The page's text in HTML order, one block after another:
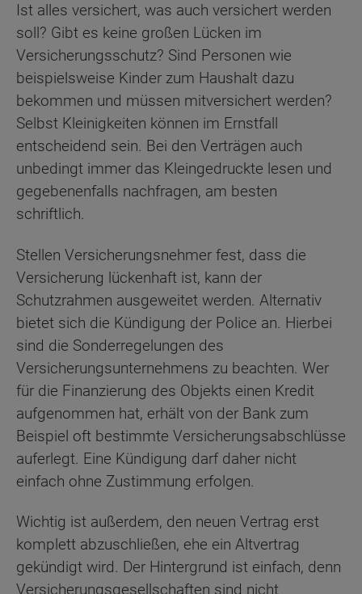
Ist alles versichert, was auch versichert werden
soll? Gibt es keine großen Lücken im
Versicherungsschutz? Sind Personen wie
beispielsweise Kinder zum Haushalt dazu
bekommen und müssen mitversichert werden?
Selbst Kleinigkeiten können im Ernstfall
entscheidend sein. Bei den Verträgen auch
unbedingt immer das Kleingedruckte lesen und
gegebenenfalls nachfragen, am besten
schriftlich.
Stellen Versicherungsnehmer fest, dass die
Versicherung lückenhaft ist, kann der
Schutzrahmen ausgeweitet werden. Alternativ
bietet sich die Kündigung der Police an. Hierbei
sind die Sonderregelungen des
Versicherungsunternehmens zu beachten. Wer
für die Finanzierung des Objekts einen Kredit
aufgenommen hat, erhält von der Bank zum
Beispiel oft bestimmte Versicherungsabschlüsse
auferlegt. Eine Kündigung darf daher nicht
einfach ohne Zustimmung erfolgen.
Wichtig ist außerdem, den neuen Vertrag erst
komplett abzuschließen, ehe ein Altvertrag
gekündigt wird. Der Hintergrund ist einfach, denn
Versicherungsgesellschaften sind nicht